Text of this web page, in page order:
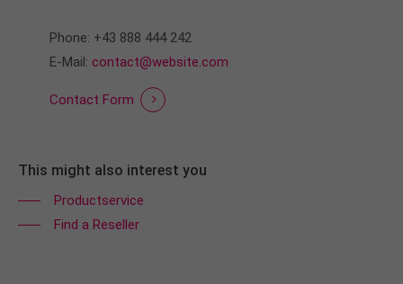
Phone: +43 888 444 242
E-Mail: contact@website.com
Contact Form
This might also interest you
Productservice
Find a Reseller